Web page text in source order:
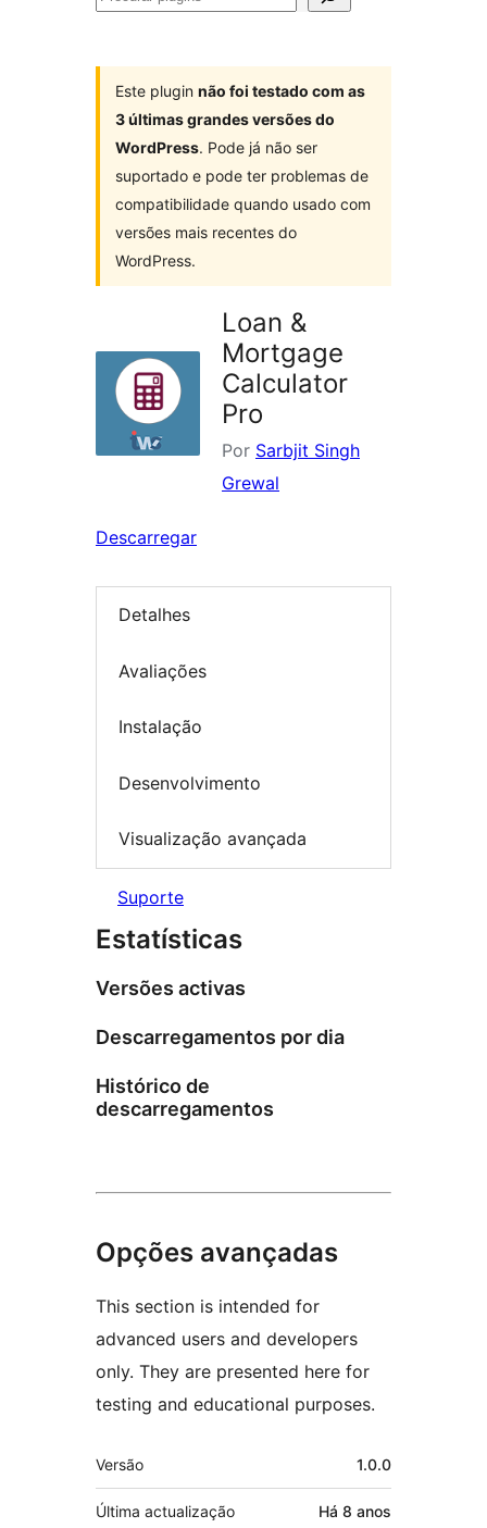
Este plugin não foi testado com as
3 últimas grandes versões do
WordPress. Pode já não ser
suportado e pode ter problemas de
compatibilidade quando usado com
versões mais recentes do
WordPress.
Loan &
Mortgage
Calculator
Pro
Por Sarbjit Singh
Grewal
Descarregar
Detalhes
Avaliações
Instalação
Desenvolvimento
Visualização avançada
Suporte
Estatísticas
Versões activas
Descarregamentos por dia
Histórico de
descarregamentos
Opções avançadas
This section is intended for
advanced users and developers
only. They are presented here for
testing and educational purposes.
Metadados
Versão 1.0.0
Última actualização Há 8 anos